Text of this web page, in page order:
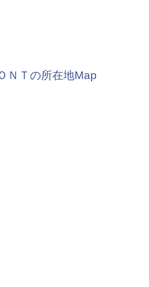
ＮＴの所在地Map